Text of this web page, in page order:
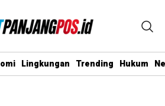
Lingkungan Trending Hukum